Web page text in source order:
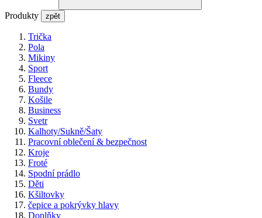
Produkty zpět
Trička
Pola
Mikiny
Sport
Fleece
Bundy
Košile
Business
Svetr
Kalhoty/Sukně/Šaty
Pracovní oblečení & bezpečnost
Kroje
Froté
Spodní prádlo
Děti
Kšiltovky
čepice a pokrývky hlavy
Doplňky